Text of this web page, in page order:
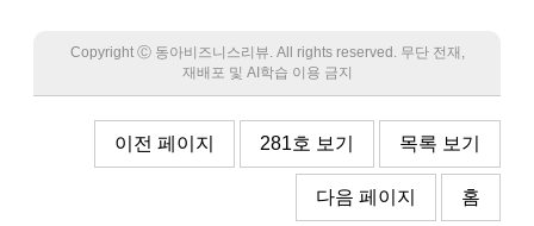
Copyright Ⓒ 동아비즈니스리뷰. All rights reserved. 무단 전재,
재배포 및 AI학습 이용 금지
이전 페이지 281호 보기 목록 보기
다음 페이지 홈